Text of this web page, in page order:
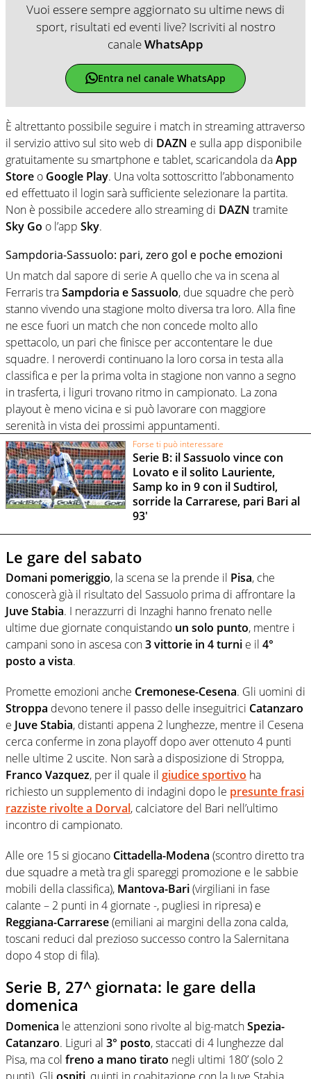
Vuoi essere sempre aggiornato su ultime news di
sport, risultati ed eventi live? Iscriviti al nostro
canaleWhatsApp
Entra nel canale WhatsApp
È altrettanto possibile seguire i match in streaming attraverso
il servizio attivo sul sito web di DAZN e sulla app disponibile
gratuitamente su smartphone e tablet, scaricandola daApp
Store o Google Play. Una volta sottoscritto l’abbonamento
ed effettuato il login sarà sufficiente selezionare la partita.
Non è possibile accedere allo streaming di DAZN tramite
Sky Go o l’app Sky.
Sampdoria-Sassuolo: pari, zero gol e poche emozioni
Un match dal sapore di serie A quello che va in scena al
Ferraris traSampdoria e Sassuolo, due squadre che però
stanno vivendo una stagione molto diversa tra loro. Alla fine
ne esce fuori un match che non concede molto allo
spettacolo, un pari che finisce per accontentare le due
squadre. I neroverdi continuano la loro corsa in testa alla
classifica e per la prima volta in stagione non vanno a segno
in trasferta, i liguri trovano ritmo in campionato. La zona
playout è meno vicina e si può lavorare con maggiore
serenità in vista dei prossimi appuntamenti.
Forse ti può interessare
Serie B: il Sassuolo vince con
Lovato e il solito Lauriente,
Samp ko in 9 con il Sudtirol,
sorride la Carrarese, pari Bari al
93'
Le gare del sabato
Domani pomeriggio, la scena se la prende il Pisa, che
conoscerà già il risultato del Sassuolo prima di affrontare la
Juve Stabia. I nerazzurri di Inzaghi hanno frenato nelle
ultime due giornate conquistando un solo punto, mentre i
campani sono in ascesa con3 vittorie in 4 turni e il 4°
posto a vista.
Promette emozioni anche Cremonese-Cesena. Gli uomini di
Stroppa devono tenere il passo delle inseguitrici Catanzaro
e Juve Stabia, distanti appena 2 lunghezze, mentre il Cesena
cerca conferme in zona playoff dopo aver ottenuto 4 punti
nelle ultime 2 uscite. Non sarà a disposizione di Stroppa,
Franco Vazquez, per il quale il giudice sportivo ha
richiesto un supplemento di indagini dopo le presunte frasi
razziste rivolte a Dorval, calciatore del Bari nell’ultimo
incontro di campionato.
Alle ore 15 si giocano Cittadella-Modena (scontro diretto tra
due squadre a metà tra gli spareggi promozione e le sabbie
mobili della classifica), Mantova-Bari(virgiliani in fase
calante – 2 punti in 4 giornate -, pugliesi in ripresa) e
Reggiana-Carrarese(emiliani ai margini della zona calda,
toscani reduci dal prezioso successo contro la Salernitana
dopo 4 stop di fila).
Serie B, 27^ giornata: le gare della
domenica
Domenica le attenzioni sono rivolte al big-matchSpezia-
Catanzaro. Liguri al 3° posto, staccati di 4 lunghezze dal
Pisa, ma col freno a mano tirato negli ultimi 180’ (solo 2